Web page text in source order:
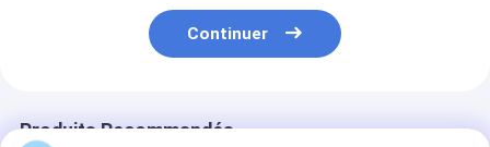
Continuer
Produits Recommandés